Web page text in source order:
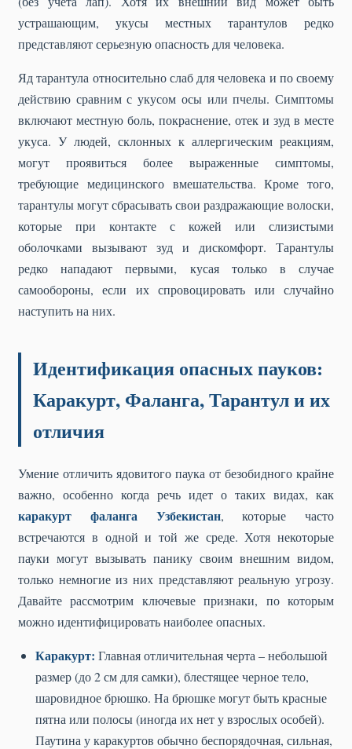
устрашающим, укусы местных тарантулов редко
представляют серьезную опасность для человека.
Яд тарантула относительно слаб для человека и по своему
действию сравним с укусом осы или пчелы. Симптомы
включают местную боль, покраснение, отек и зуд в месте
укуса. У людей, склонных к аллергическим реакциям,
могут проявиться более выраженные симптомы,
требующие медицинского вмешательства. Кроме того,
тарантулы могут сбрасывать свои раздражающие волоски,
которые при контакте с кожей или слизистыми
оболочками вызывают зуд и дискомфорт. Тарантулы
редко нападают первыми, кусая только в случае
самообороны, если их спровоцировать или случайно
наступить на них.
Идентификация опасных пауков:
Каракурт, Фаланга, Тарантул и их
отличия
Умение отличить ядовитого паука от безобидного крайне
важно, особенно когда речь идет о таких видах, как
каракурт фаланга Узбекистан, которые часто
встречаются в одной и той же среде. Хотя некоторые
пауки могут вызывать панику своим внешним видом,
только немногие из них представляют реальную угрозу.
Давайте рассмотрим ключевые признаки, по которым
можно идентифицировать наиболее опасных.
Каракурт: Главная отличительная черта – небольшой
размер (до 2 см для самки), блестящее черное тело,
шаровидное брюшко. На брюшке могут быть красные
пятна или полосы (иногда их нет у взрослых особей).
Паутина у каракуртов обычно беспорядочная, сильная,